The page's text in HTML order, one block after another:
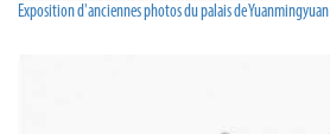
Exposition d'anciennes photos du palais de Yuanmingyuan